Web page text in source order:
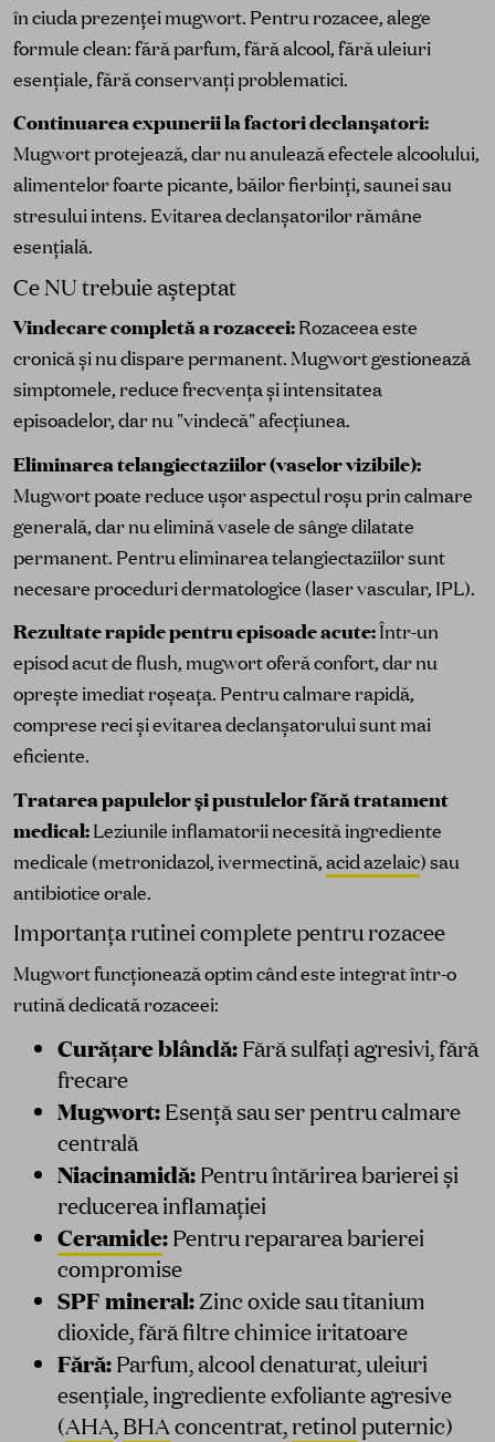
în ciuda prezenței mugwort. Pentru rozacee, alege
formule clean: fără parfum, fără alcool, fără uleiuri
esențiale, fără conservanți problematici.
Continuarea expunerii la factori declanșatori:
Mugwort protejează, dar nu anulează efectele alcoolului,
alimentelor foarte picante, băilor fierbinți, saunei sau
stresului intens. Evitarea declanșatorilor rămâne
esențială.
Ce NU trebuie așteptat
Vindecare completă a rozaceei:Rozaceea este
cronică și nu dispare permanent. Mugwort gestionează
simptomele, reduce frecvența și intensitatea
episoadelor, dar nu "vindecă" afecțiunea.
Eliminarea telangiectaziilor (vaselor vizibile):
Mugwort poate reduce ușor aspectul roșu prin calmare
generală, dar nu elimină vasele de sânge dilatate
permanent. Pentru eliminarea telangiectaziilor sunt
necesare proceduri dermatologice (laser vascular, IPL).
Rezultate rapide pentru episoade acute:Într-un
episod acut de flush, mugwort oferă confort, dar nu
oprește imediat roșeața. Pentru calmare rapidă,
comprese reci și evitarea declanșatorului sunt mai
eficiente.
Tratarea papulelor și pustulelor fără tratament
medical:Leziunile inflamatorii necesită ingrediente
medicale (metronidazol, ivermectină,acid azelaic) sau
antibiotice orale.
Importanța rutinei complete pentru rozacee
Mugwort funcționează optim când este integrat într-o
rutină dedicată rozaceei:
Curățare blândă:Fără sulfați agresivi, fără
frecare
Mugwort:Esență sau ser pentru calmare
centrală
Niacinamidă:Pentru întărirea barierei și
reducerea inflamației
Ceramide:Pentru repararea barierei
compromise
SPF mineral:Zinc oxide sau titanium
dioxide, fără filtre chimice iritatoare
Fără:Parfum, alcool denaturat, uleiuri
esențiale, ingrediente exfoliante agresive
(AHA,BHAconcentrat,retinolputernic)